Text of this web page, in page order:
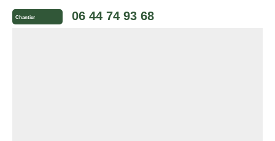
Chantier 06 44 74 93 68